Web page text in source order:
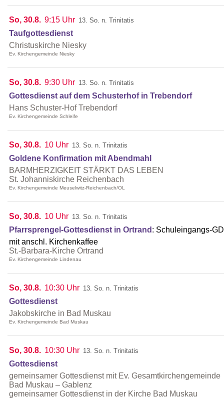
So, 30.8. 9:15 Uhr 13. So. n. Trinitatis
Taufgottesdienst
Christuskirche Niesky
Ev. Kirchengemeinde Niesky
So, 30.8. 9:30 Uhr 13. So. n. Trinitatis
Gottesdienst auf dem Schusterhof in Trebendorf
Hans Schuster-Hof Trebendorf
Ev. Kirchengemeinde Schleife
So, 30.8. 10 Uhr 13. So. n. Trinitatis
Goldene Konfirmation mit Abendmahl
BARMHERZIGKEIT STÄRKT DAS LEBEN
St. Johanniskirche Reichenbach
Ev. Kirchengemeinde Meuselwitz-Reichenbach/OL
So, 30.8. 10 Uhr 13. So. n. Trinitatis
Pfarrsprengel-Gottesdienst in Ortrand : Schuleingangs-GD
mit anschl. Kirchenkaffee
St.-Barbara-Kirche Ortrand
Ev. Kirchengemeinde Lindenau
So, 30.8. 10:30 Uhr 13. So. n. Trinitatis
Gottesdienst
Jakobskirche in Bad Muskau
Ev. Kirchengemeinde Bad Muskau
So, 30.8. 10:30 Uhr 13. So. n. Trinitatis
Gottesdienst
gemeinsamer Gottesdienst mit Ev. Gesamtkirchengemeinde
Bad Muskau – Gablenz
gemeinsamer Gottesdienst in der Kirche Bad Muskau